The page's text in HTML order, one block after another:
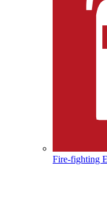
Fire-fighting